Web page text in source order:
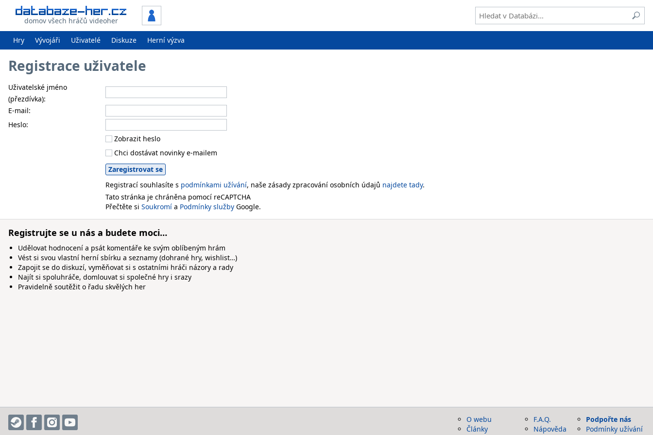
domov všech hráčů videoher
Hry Vývojáři Uživatelé Diskuze Herní výzva
Registrace uživatele
Uživatelské jméno
(přezdívka):
E-mail:
Heslo:
Zobrazit heslo
Chci dostávat novinky e-mailem
Registrací souhlasíte s podmínkami užívání, naše zásady zpracování osobních údajů najdete tady.
Tato stránka je chráněna pomocí reCAPTCHA
Přečtěte si Soukromí a Podmínky služby Google.
Registrujte se u nás a budete moci…
Udělovat hodnocení a psát komentáře ke svým oblíbeným hrám
Vést si svou vlastní herní sbírku a seznamy (dohrané hry, wishlist…)
Zapojit se do diskuzí, vyměňovat si s ostatními hráči názory a rady
Najít si spoluhráče, domlouvat si společné hry i srazy
Pravidelně soutěžit o řadu skvělých her
O webu
Články
F.A.Q.
Nápověda
Podpořte nás
Podmínky užívání